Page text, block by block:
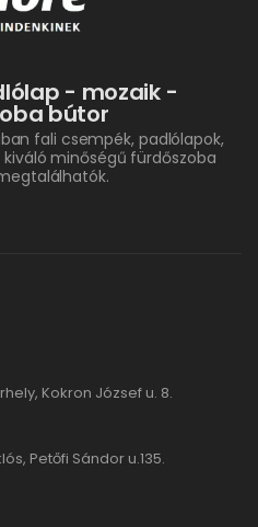
- mozaik -
bútor
fali csempék, padlólapok,
minőségű fürdőszoba
Kokron József u. 8.
Petőfi Sándor u.135.